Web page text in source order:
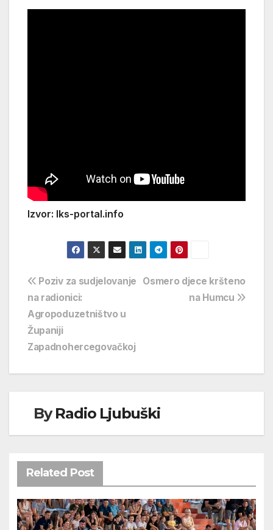
Izvor: Iks-portal.info
Navigacija
objava
Osmero djece kršteno
na Humcu
Poziv za sudjelovanje
na radionici:
Agropoduzetništvo u
Županiji
Zapadnohercegovačkoj
ByRadio Ljubuški
Related Post